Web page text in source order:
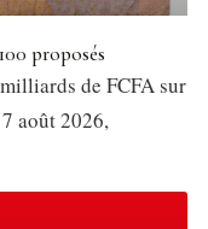
proposés
de FCFA sur
août 2026,